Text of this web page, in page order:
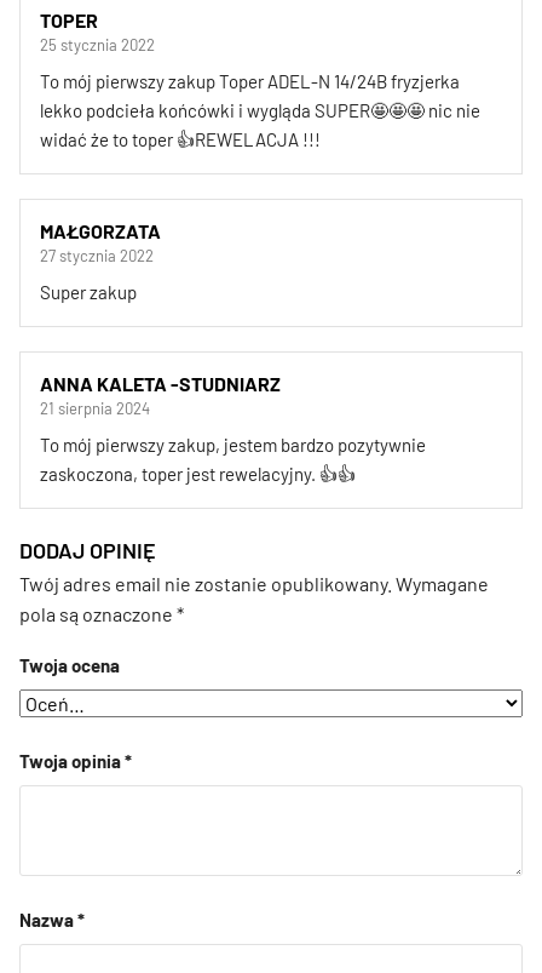
TOPER
25 stycznia 2022
To mój pierwszy zakup Toper ADEL-N 14/24B fryzjerka
lekko podcieła końcówki i wygląda SUPER🤩🤩🤩 nic nie
widać że to toper 👍REWELACJA !!!
MAŁGORZATA
27 stycznia 2022
Super zakup
ANNA KALETA -STUDNIARZ
21 sierpnia 2024
To mój pierwszy zakup, jestem bardzo pozytywnie
zaskoczona, toper jest rewelacyjny. 👍👍
DODAJ OPINIĘ
Twój adres email nie zostanie opublikowany. Wymagane
pola są oznaczone *
Twoja ocena
Twoja opinia*
Nazwa*